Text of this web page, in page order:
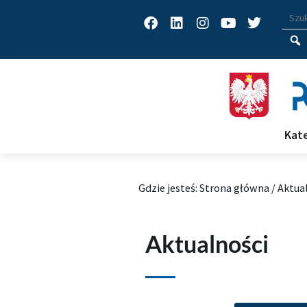
Facebook
LinkedinInstagram
YoutubeTwitter
Gdzie jesteś: Strona główna /
Aktualności